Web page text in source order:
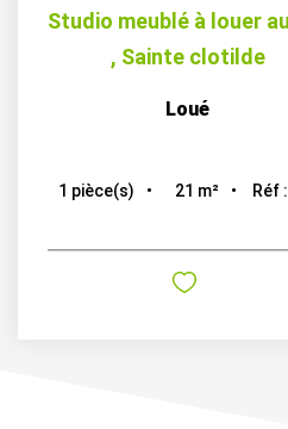
, Sainte clotilde
Loué
1 pièce(s) 21 m² Réf :